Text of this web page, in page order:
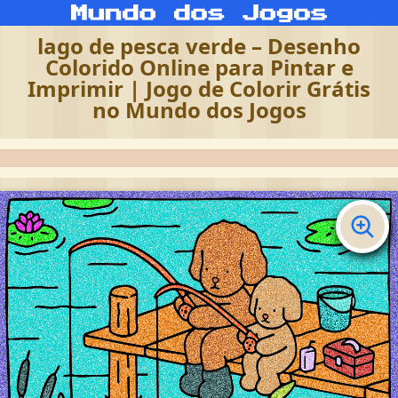
lago de pesca verde – Desenho
Colorido Online para Pintar e
Imprimir | Jogo de Colorir Grátis
no Mundo dos Jogos